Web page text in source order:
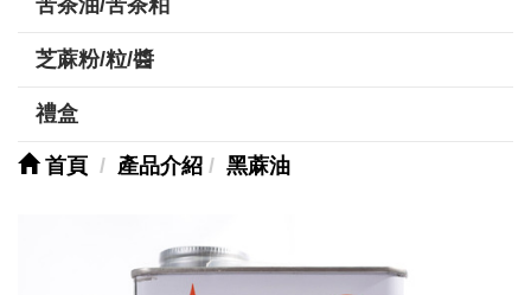
芝蔴粉/粒/醬
禮盒
首頁 產品介紹 黑蔴油